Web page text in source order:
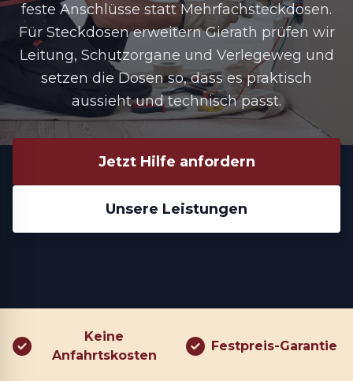
feste Anschlüsse statt Mehrfachsteckdosen.
Für Steckdosen erweitern Gierath prüfen wir
Leitung, Schutzorgane und Verlegeweg und
setzen die Dosen so, dass es praktisch
aussieht und technisch passt.
Jetzt Hilfe anfordern
Unsere Leistungen
Keine
Anfahrtskosten
Festpreis-Garantie